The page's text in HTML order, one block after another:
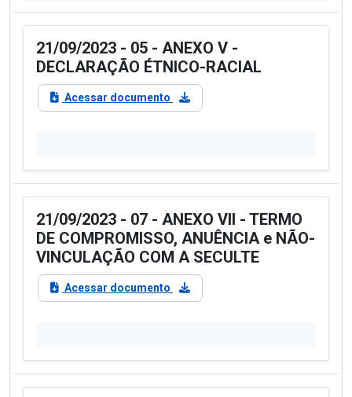
21/09/2023 - 05 - ANEXO V -
DECLARAÇÃO ÉTNICO-RACIAL
Acessar documento
21/09/2023 - 07 - ANEXO VII - TERMO
DE COMPROMISSO, ANUÊNCIA e NÃO-
VINCULAÇÃO COM A SECULTE
Acessar documento